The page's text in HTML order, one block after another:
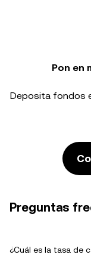
Pon en
Deposita fondos
Preguntas
¿Cuál es la tasa de